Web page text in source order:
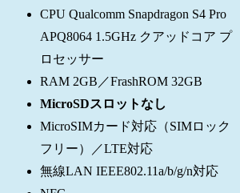
CPU Qualcomm Snapdragon S4 Pro
APQ8064 1.5GHz クアッドコア プ
ロセッサー
RAM 2GB／FrashROM 32GB
MicroSDスロットなし
MicroSIMカード対応（SIMロック
フリー）／LTE対応
無線LAN IEEE802.11a/b/g/n対応